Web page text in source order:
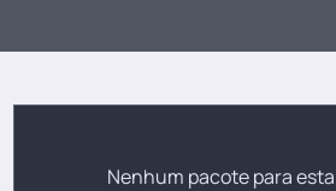
Nenhum pacote para